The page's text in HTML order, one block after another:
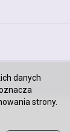
danych
strony.